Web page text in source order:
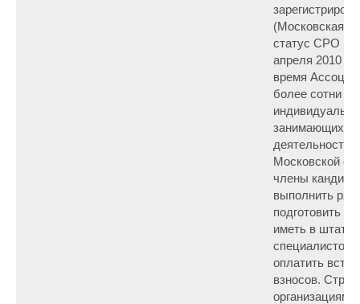
(Московская
статус СРО в
апреля 2010
время
более сотни
занимающихся
Московской
члены
выполнить ряд
подготовить
иметь в штате
специалистов
оплатить
взносов.